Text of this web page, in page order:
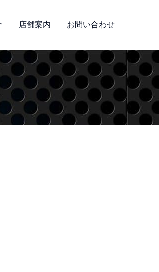
店舗案内 お問い合わせ